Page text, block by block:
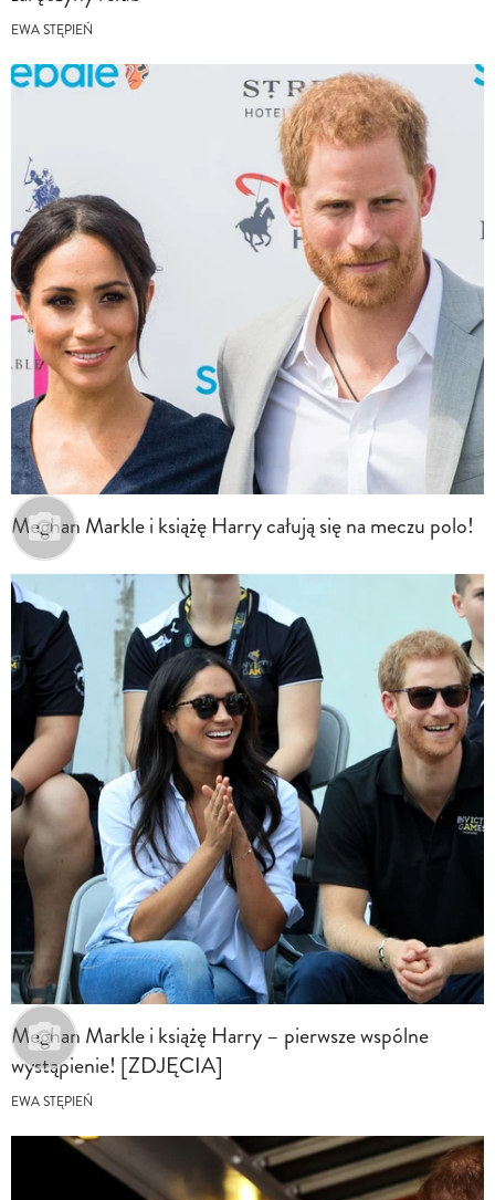
EWA STĘPIEŃ
Meghan Markle i książę Harry całują się na meczu polo!
Meghan Markle i książę Harry – pierwsze wspólne
wystąpienie! [ZDJĘCIA]
EWA STĘPIEŃ